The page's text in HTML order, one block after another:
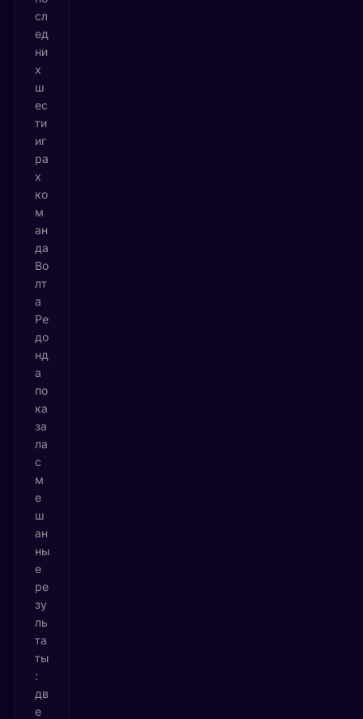
сл
ед
ни
х
ш
ес
ти
иг
ра
х
ко
м
ан
да
Во
лт
а
Ре
до
нд
а
по
ка
за
ла
с
м
е
ш
ан
ны
е
ре
зу
ль
та
ты
:
дв
е